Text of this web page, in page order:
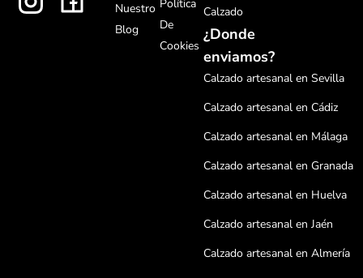
Nuestro
Blog
Política
De
Cookies
Calzado
¿Donde
enviamos?
Calzado artesanal en Sevilla
Calzado artesanal en Cádiz
Calzado artesanal en Málaga
Calzado artesanal en Granada
Calzado artesanal en Huelva
Calzado artesanal en Jaén
Calzado artesanal en Almería